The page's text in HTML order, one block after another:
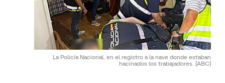
La Policía Nacional, en el registro a la nave donde estaban
hacinados los trabajadores. (ABC)